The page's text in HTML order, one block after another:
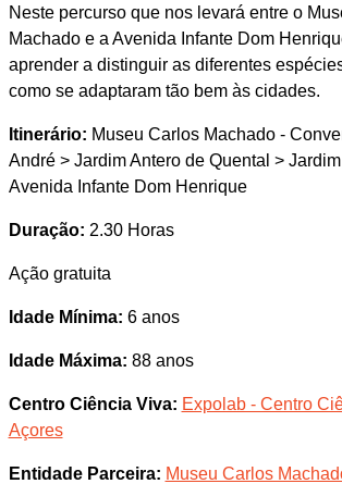
Neste percurso que nos levará entre o
Machado e a Avenida Infante Dom
aprender a distinguir as diferentes
como se adaptaram tão bem às cidades.
Itinerário: Museu Carlos Machado -
André ˃ Jardim Antero de Quental ˃
Avenida Infante Dom Henrique
Duração: 2.30 Horas
Ação gratuita
Idade Mínima: 6 anos
Idade Máxima: 88 anos
Centro Ciência Viva: Expolab - Centro
Açores
Entidade Parceira: Museu Carlos